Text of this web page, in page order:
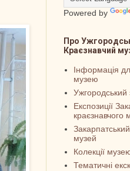
Powered by
Про
Краєзнавчий
Інформація
музею
Ужгородський
Експозиції
краєзнавчого
музей
Колекції
Тематичні